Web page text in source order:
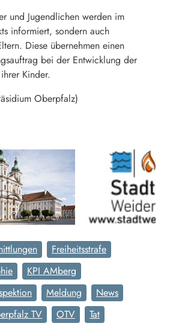
und Jugendlichen werden im
informiert, sondern auch
Diese übernehmen einen
bei der Entwicklung der
Kinder.
Oberpfalz)
Freiheitsstrafe
KPI AMberg
Meldung
News
TV OTV
Tat